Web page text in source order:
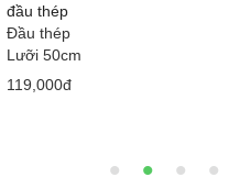
đầu thép
Đầu thép
Lưỡi 50cm
119,000đ